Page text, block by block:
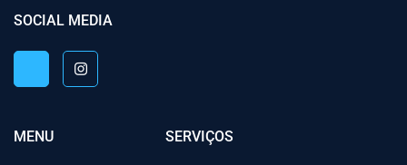
SOCIAL MEDIA
MENU SERVIÇOS